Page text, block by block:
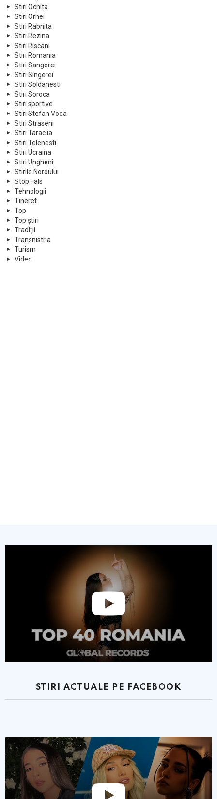
Stiri Ocnita
Stiri Orhei
Stiri Rabnita
Stiri Rezina
Stiri Riscani
Stiri Romania
Stiri Sangerei
Stiri Singerei
Stiri Soldanesti
Stiri Soroca
Stiri sportive
Stiri Stefan Voda
Stiri Straseni
Stiri Taraclia
Stiri Telenesti
Stiri Ucraina
Stiri Ungheni
Stirile Nordului
Stop Fals
Tehnologii
Tineret
Top
Top știri
Tradiții
Transnistria
Turism
Video
STIRI ACTUALE PE FACEBOOK